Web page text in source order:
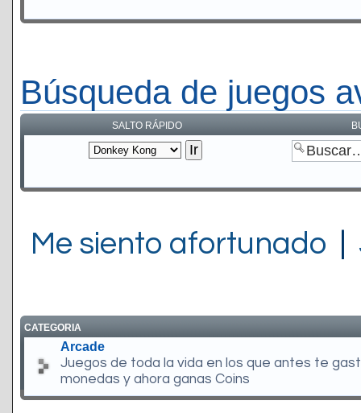
Búsqueda de juegos
SALTO RÁPIDO
Me siento afortunado
CATEGORIA
Arcade
Juegos de toda la vida en los que antes te
monedas y ahora ganas Coins